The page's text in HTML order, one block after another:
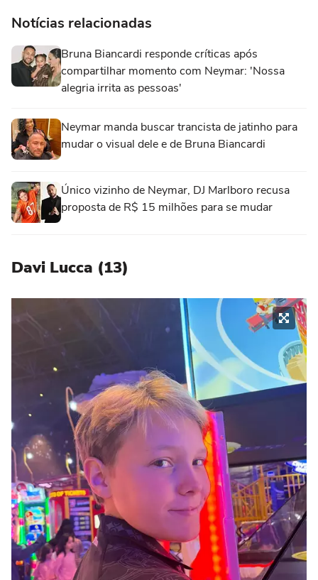
Notícias relacionadas
Bruna Biancardi responde críticas após
compartilhar momento com Neymar: 'Nossa
alegria irrita as pessoas'
Neymar manda buscar trancista de jatinho para
mudar o visual dele e de Bruna Biancardi
Único vizinho de Neymar, DJ Marlboro recusa
proposta de R$ 15 milhões para se mudar
Davi Lucca (13)